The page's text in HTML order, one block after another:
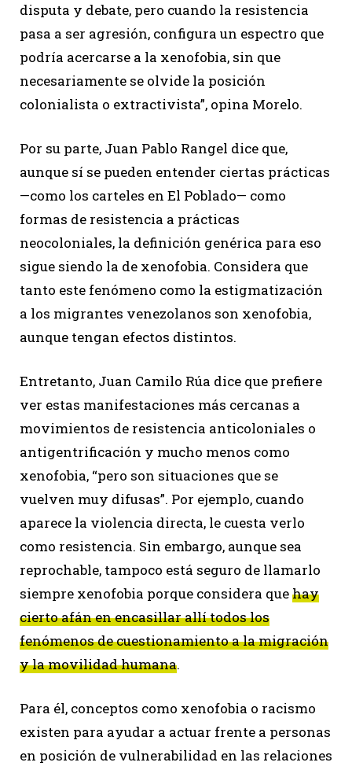
disputa y debate, pero cuando la resistencia
pasa a ser agresión, configura un espectro que
podría acercarse a la xenofobia, sin que
necesariamente se olvide la posición
colonialista o extractivista”, opina Morelo.
Por su parte, Juan Pablo Rangel dice que,
aunque sí se pueden entender ciertas prácticas
—como los carteles en El Poblado— como
formas de resistencia a prácticas
neocoloniales, la definición genérica para eso
sigue siendo la de xenofobia. Considera que
tanto este fenómeno como la estigmatización
a los migrantes venezolanos son xenofobia,
aunque tengan efectos distintos.
Entretanto, Juan Camilo Rúa dice que prefiere
ver estas manifestaciones más cercanas a
movimientos de resistencia anticoloniales o
antigentrificación y mucho menos como
xenofobia, “pero son situaciones que se
vuelven muy difusas”. Por ejemplo, cuando
aparece la violencia directa, le cuesta verlo
como resistencia. Sin embargo, aunque sea
reprochable, tampoco está seguro de llamarlo
siempre xenofobia porque considera quehay
cierto afán en encasillar allí todos los
fenómenos de cuestionamiento a la migración
y la movilidad humana.
Para él, conceptos como xenofobia o racismo
existen para ayudar a actuar frente a personas
en posición de vulnerabilidad en las relaciones